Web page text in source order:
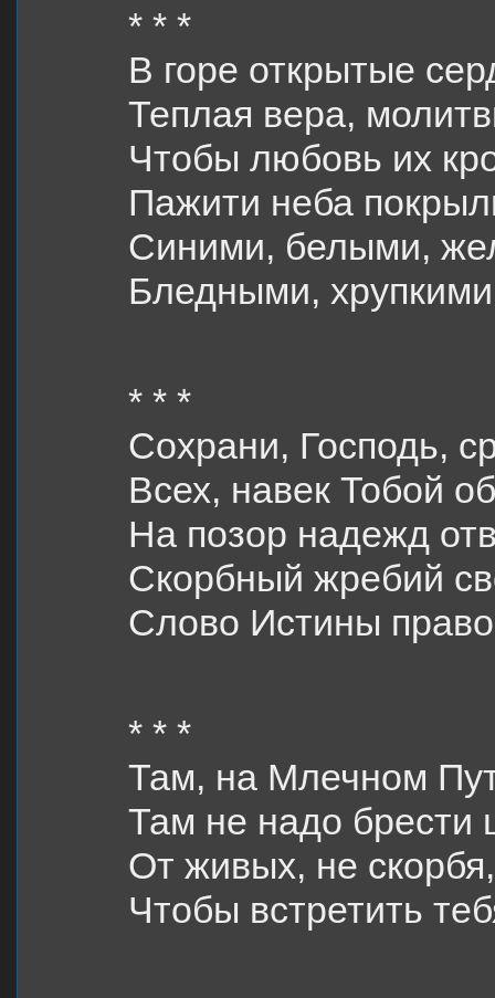
* * *
В горе открытые
Теплая вера,
Чтобы любовь их
Пажити неба
Синими, белыми,
Бледными,
* * *
Сохрани, Господь,
Всех, навек Тобой
На позор надежд
Скорбный жребий
Слово Истины
* * *
Там, на Млечном
Там не надо брести
От живых, не
Чтобы встретить